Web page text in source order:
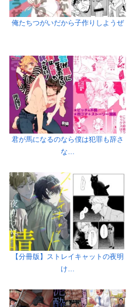
俺たちつがいだから子作りしようぜ
君が馬になるのなら僕は犯罪も辞さ
な…
【分冊版】ストレイキャットの夜明
け…